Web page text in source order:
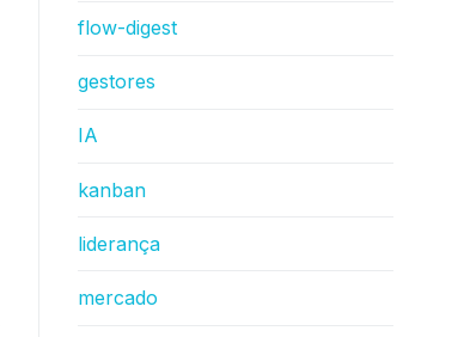
flow-digest
gestores
IA
kanban
liderança
mercado